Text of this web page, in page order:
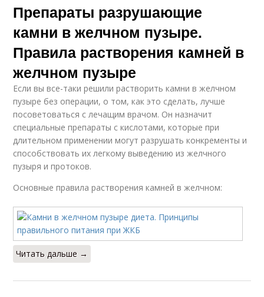
Препараты разрушающие
камни в желчном пузыре.
Правила растворения камней в
желчном пузыре
Если вы все-таки решили растворить камни в желчном
пузыре без операции, о том, как это сделать, лучше
посоветоваться с лечащим врачом. Он назначит
специальные препараты с кислотами, которые при
длительном применении могут разрушать конкременты и
способствовать их легкому выведению из желчного
пузыря и протоков.
Основные правила растворения камней в желчном:
Читать дальше →